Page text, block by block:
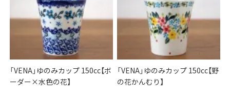
「VENA」ゆのみカップ 150cc【ボ
ーダー×水色の花】
「VENA」ゆのみカップ 150cc【野
の花かんむり】